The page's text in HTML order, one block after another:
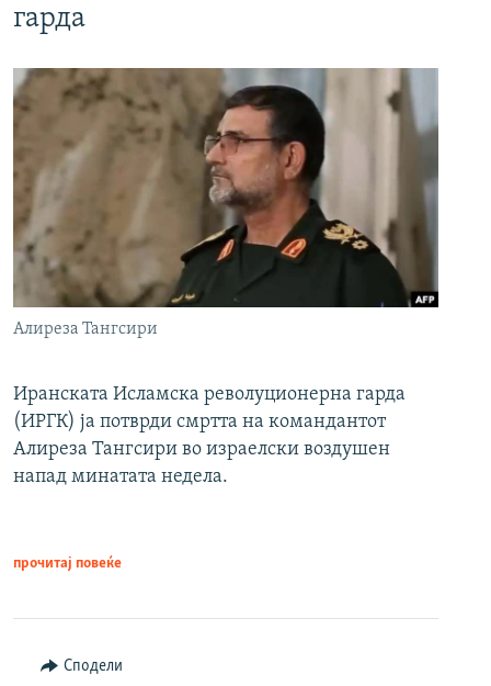
гарда
Алиреза Тангсири
Иранската Исламска револуционерна гарда
(ИРГК) ја потврди смртта на командантот
Алиреза Тангсири во израелски воздушен
напад минатата недела.
прочитај повеќе
Сподели